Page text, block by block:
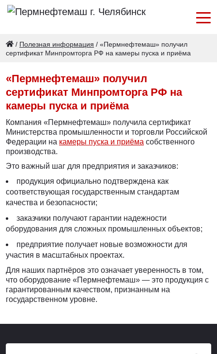
/ Полезная информация / «Пермнефтемаш» получил
сертификат Минпромторга РФ на камеры пуска и приёма
«Пермнефтемаш» получил
сертификат Минпромторга РФ на
камеры пуска и приёма
Компания «Пермнефтемаш» получила сертификат
Министерства промышленности и торговли Российской
Федерации на камеры пуска и приёма собственного
производства.
Это важный шаг для предприятия и заказчиков:
продукция официально подтверждена как
соответствующая государственным стандартам
качества и безопасности;
заказчики получают гарантии надежности
оборудования для сложных промышленных объектов;
предприятие получает новые возможности для
участия в масштабных проектах.
Для наших партнёров это означает уверенность в том,
что оборудование «Пермнефтемаш» — это продукция с
гарантированным качеством, признанным на
государственном уровне.